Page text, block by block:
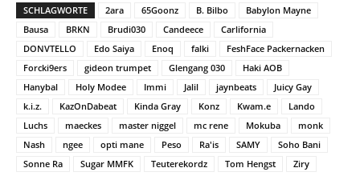
SCHLAGWORTE 2ara 65Goonz B. Bilbo
Babylon Mayne
Bausa
BRKN Brudi030 Candeece
Carlifornia
DONVTELLO
Edo Saiya Enoq falki
FeshFace Packernacken
Forcki9ers
gideon trumpet Glengang 030
Haki AOB
Hanybal
Holy Modee Immi Jalil jaynbeats
Juicy Gay
k.i.z.
KazOnDabeat Kinda Gray Konz Kwam.e
Lando
Luchs
maeckes master niggel mc rene Mokuba
monk
Nash
ngee opti mane Peso Ra'is SAMY
Soho Bani
Sonne Ra
Sugar MMFK Teuterekordz Tom Hengst Ziry